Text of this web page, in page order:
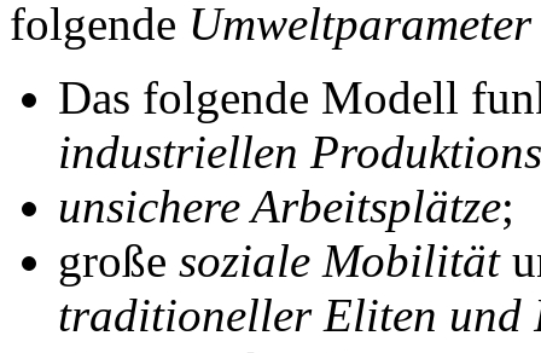
folgende Umweltparameter
Das folgende Modell
industriellen
unsichere Arbeitsplätze;
große soziale Mobilität
traditioneller Eliten und